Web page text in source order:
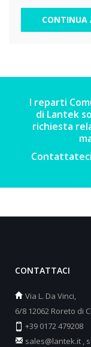
CONTINUA
I reparti
di Lantek
richiesta
CONTATTACI
Via L. Da Vinci,
6/8 12062 Roreto di
+39 0172 479208
sales@lantek.it ,